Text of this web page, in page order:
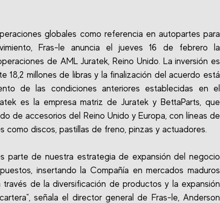
globales como referencia en autopartes para
Fras-le anuncia el jueves 16 de febrero la
de AML Juratek, Reino Unido. La inversión es
18,2 millones de libras y la finalización del acuerdo está
de las condiciones anteriores establecidas en el
es la empresa matriz de Juratek y BettaParts, que
de accesorios del Reino Unido y Europa, con líneas de
como discos, pastillas de freno, pinzas y actuadores.
parte de nuestra estrategia de expansión del negocio
insertando la Compañía en mercados maduros
de la diversificación de productos y la expansión
señala el director general de Fras-le, Anderson